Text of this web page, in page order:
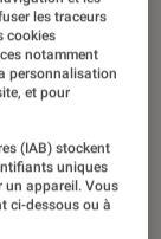
les traceurs
cookies
notamment
personnalisation
et pour
(IAB) stockent
uniques
un appareil. Vous
ci-dessous ou à